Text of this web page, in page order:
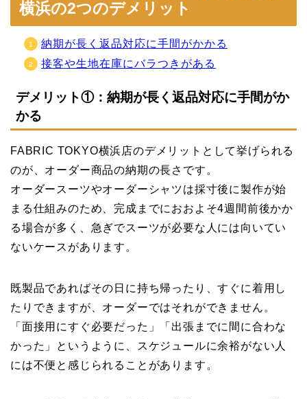
横浜の2つのデメリット
納期が長く返品対応に手間がかかる
接客や生地在庫にバラつきがある
デメリット①：納期が長く返品対応に手間がか
かる
FABRIC TOKYO横浜店のデメリットとして挙げられる
のが、オーダー商品の納期の長さです。
オーダースーツやオーダーシャツは採寸後に製作が始
まる仕組みのため、完成までにおおよそ4週間前後かか
る場合が多く、急ぎでスーツが必要な人には向いてい
ないケースがあります。
既製品であればその日に持ち帰ったり、すぐに着用し
たりできますが、オーダーではそれができません。
「面接用にすぐ必要だった」「出張までに間に合わな
かった」というように、スケジュールに余裕がない人
には不便と感じられることがあります。